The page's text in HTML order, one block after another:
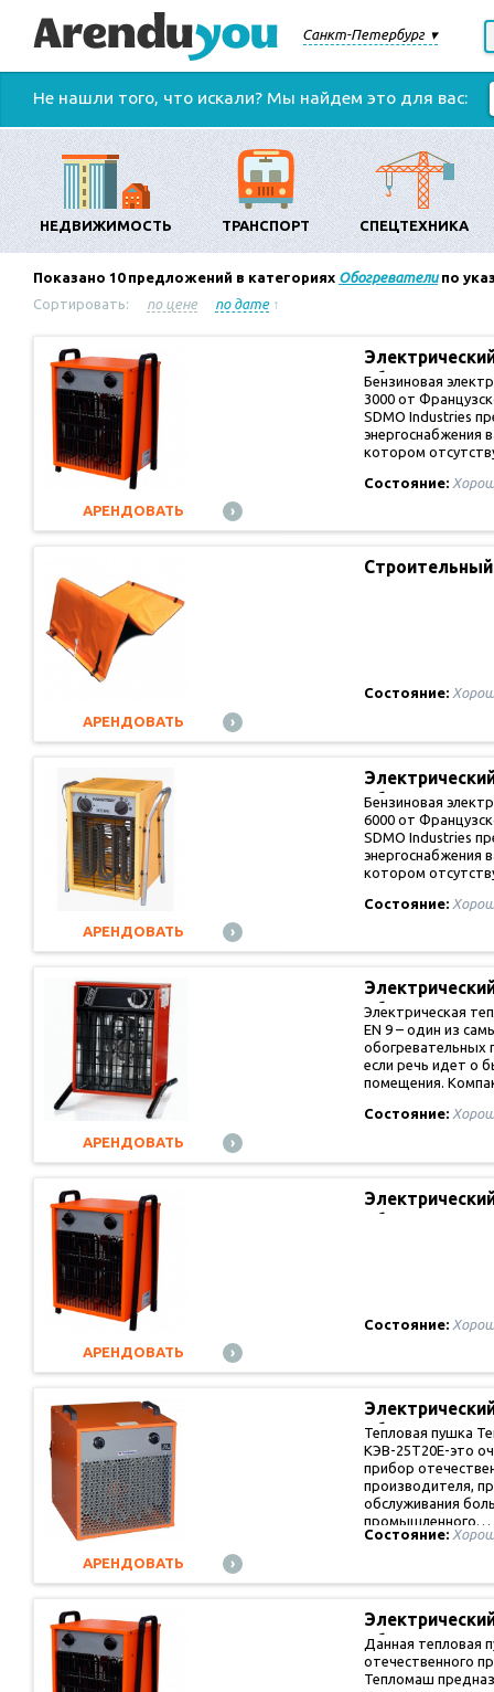
Санкт-Петербург
Не нашли того, что искали? Мы найдем это для вас:
НЕДВИЖИМОСТЬ ТРАНСПОРТ СПЕЦТЕХНИКА
Показано 10предложений в категориях Обогревателипо
Сортировать:
по цене по дате↑
Бензиновая
3000 от
SDMO Industries
энергоснабжения
котором
Состояние:
АРЕНДОВАТЬ
Строительный
Состояние:
АРЕНДОВАТЬ
Бензиновая
6000 от
SDMO Industries
энергоснабжения
котором
Состояние:
АРЕНДОВАТЬ
Электрическая
EN 9 – один из
обогревательных
если речь идет о
помещения.
Состояние:
АРЕНДОВАТЬ
Состояние:
АРЕНДОВАТЬ
Тепловая пушка
КЭВ-25Т20Е-это
прибор
производителя,
обслуживания
промышленного…
Состояние:
АРЕНДОВАТЬ
Данная тепловая
отечественного
Тепломаш